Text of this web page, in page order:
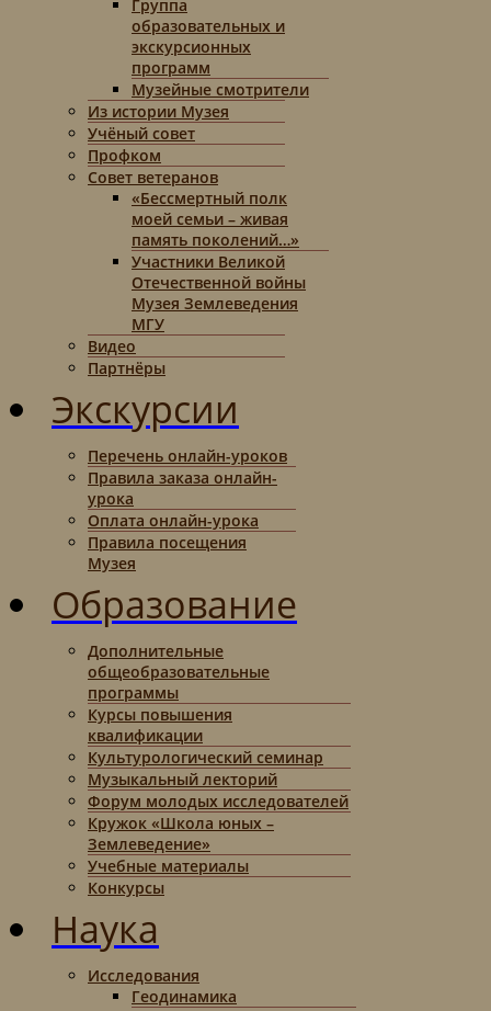
Группа
образовательных и
экскурсионных
программ
Музейные смотрители
Из истории Музея
Учёный совет
Профком
Совет ветеранов
«Бессмертный полк
моей семьи – живая
память поколений…»
Участники Великой
Отечественной войны
Музея Землеведения
МГУ
Видео
Партнёры
Экскурсии
Перечень онлайн-уроков
Правила заказа онлайн-
урока
Оплата онлайн-урока
Правила посещения
Музея
Образование
Дополнительные
общеобразовательные
программы
Курсы повышения
квалификации
Культурологический семинар
Музыкальный лекторий
Форум молодых исследователей
Кружок «Школа юных –
Землеведение»
Учебные материалы
Конкурсы
Наука
Исследования
Геодинамика